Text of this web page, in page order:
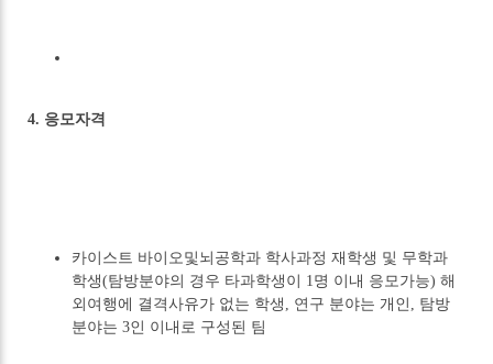
4. 응모자격
카이스트 바이오및뇌공학과 학사과정 재학생 및 무학과
학생(탐방분야의 경우 타과학생이 1명 이내 응모가능) 해
외여행에 결격사유가 없는 학생, 연구 분야는 개인, 탐방
분야는 3인 이내로 구성된 팀